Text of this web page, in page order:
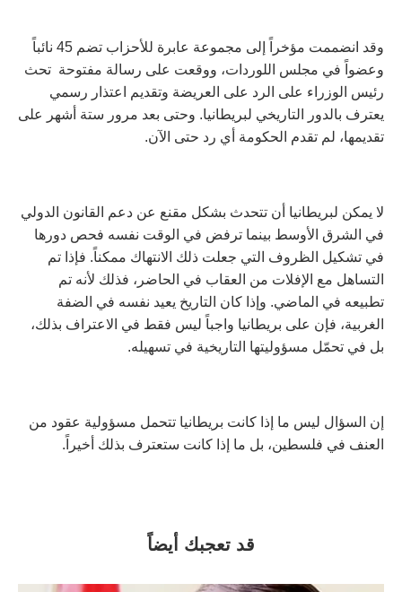
وقد انضممت مؤخراً إلى مجموعة عابرة للأحزاب تضم 45 نائباً
وعضواً في مجلس اللوردات، ووقعت على رسالة مفتوحة تحث
رئيس الوزراء على الرد على العريضة وتقديم اعتذار رسمي
يعترف بالدور التاريخي لبريطانيا. وحتى بعد مرور ستة أشهر على
تقديمها، لم تقدم الحكومة أي رد حتى الآن.
لا يمكن لبريطانيا أن تتحدث بشكل مقنع عن دعم القانون الدولي
في الشرق الأوسط بينما ترفض في الوقت نفسه فحص دورها
في تشكيل الظروف التي جعلت ذلك الانتهاك ممكناً. فإذا تم
التساهل مع الإفلات من العقاب في الحاضر، فذلك لأنه تم
تطبيعه في الماضي. وإذا كان التاريخ يعيد نفسه في الضفة
الغربية، فإن على بريطانيا واجباً ليس فقط في الاعتراف بذلك،
بل في تحمّل مسؤوليتها التاريخية في تسهيله.
إن السؤال ليس ما إذا كانت بريطانيا تتحمل مسؤولية عقود من
العنف في فلسطين، بل ما إذا كانت ستعترف بذلك أخيراً.
قد تعجبك أيضاً